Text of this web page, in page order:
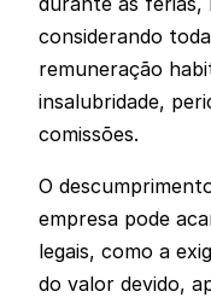
considerando
remuneração
insalubridade,
comissões.
O
empresa pode
legais, como a
do valor devido,